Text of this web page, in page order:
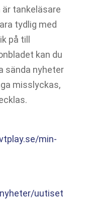
tankeläsare
tydlig med
på till
kan du
sända nyheter
misslyckas,
min-
uutiset